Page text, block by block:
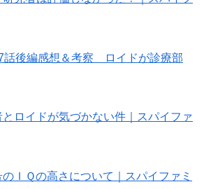
話後編感想＆考察 ロイドが診療部
ロイドが気づかない件｜スパイファ
ＩＱの高さについて｜スパイファミ